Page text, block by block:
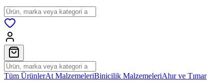
Tüm ÜrünlerAt MalzemeleriBinicilik MalzemeleriAhır ve Tımar